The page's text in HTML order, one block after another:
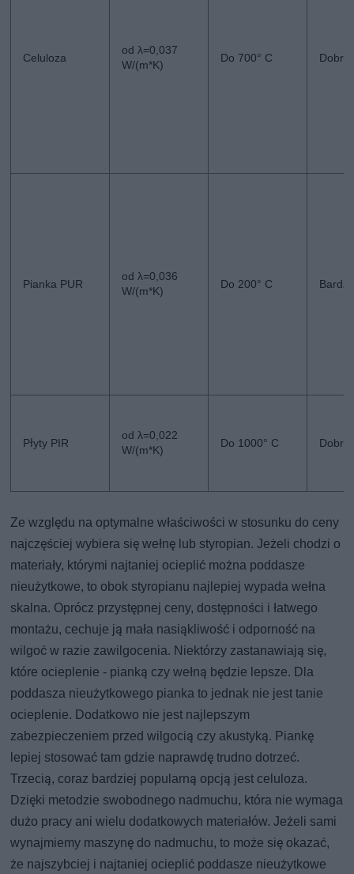
Celuloza
od λ=0,037
W/(m*K)
Do 700° C Dobra
Pianka PUR
od λ=0,036
W/(m*K)
Do 200° C
Płyty PIR
od λ=0,022
W/(m*K)
Do 1000° C Dobra
Ze względu na optymalne właściwości w stosunku do ceny
najczęściej wybiera się wełnę lub styropian. Jeżeli chodzi o
materiały, którymi najtaniej ocieplić można poddasze
nieużytkowe, to obok styropianu najlepiej wypada wełna
skalna. Oprócz przystępnej ceny, dostępności i łatwego
montażu, cechuje ją mała nasiąkliwość i odporność na
wilgoć w razie zawilgocenia. Niektórzy zastanawiają się,
które ocieplenie - pianką czy wełną będzie lepsze. Dla
poddasza nieużytkowego pianka to jednak nie jest tanie
ocieplenie. Dodatkowo nie jest najlepszym
zabezpieczeniem przed wilgocią czy akustyką. Piankę
lepiej stosować tam gdzie naprawdę trudno dotrzeć.
Trzecią, coraz bardziej popularną opcją jest celuloza.
Dzięki metodzie swobodnego nadmuchu, która nie wymaga
dużo pracy ani wielu dodatkowych materiałów. Jeżeli sami
wynajmiemy maszynę do nadmuchu, to może się okazać,
że najszybciej i najtaniej ocieplić poddasze nieużytkowe